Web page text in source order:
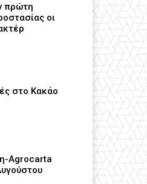
πρώτη
οι
στο Κακάο
Agrocarta